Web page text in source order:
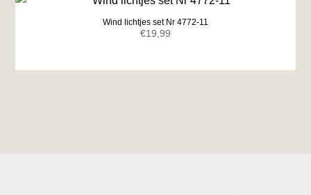
Wind lichtjes set Nr 4772-11
€19,99